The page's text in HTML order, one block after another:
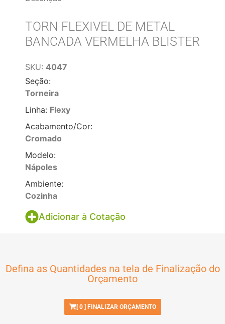
TORN FLEXIVEL DE METAL
BANCADA VERMELHA BLISTER
SKU: 4047
Seção:
Torneira
Linha: Flexy
Acabamento/Cor:
Cromado
Modelo:
Nápoles
Ambiente:
Cozinha
Adicionar à Cotação
Defina as Quantidades na tela de Finalização do
Orçamento
[ 0] FINALIZAR ORÇAMENTO